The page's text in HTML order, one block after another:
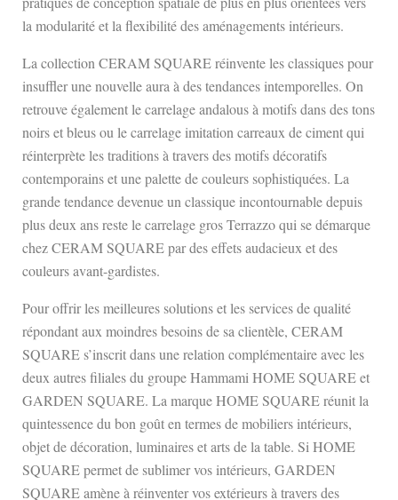
la modularité et la flexibilité des aménagements intérieurs.
La collection CERAM SQUARE réinvente les classiques pour
insuffler une nouvelle aura à des tendances intemporelles. On
retrouve également le carrelage andalous à motifs dans des tons
noirs et bleus ou le carrelage imitation carreaux de ciment qui
réinterprète les traditions à travers des motifs décoratifs
contemporains et une palette de couleurs sophistiquées. La
grande tendance devenue un classique incontournable depuis
plus deux ans reste le carrelage gros Terrazzo qui se démarque
chez CERAM SQUARE par des effets audacieux et des
couleurs avant-gardistes.
Pour offrir les meilleures solutions et les services de qualité
répondant aux moindres besoins de sa clientèle, CERAM
SQUARE s’inscrit dans une relation complémentaire avec les
deux autres filiales du groupe Hammami HOME SQUARE et
GARDEN SQUARE. La marque HOME SQUARE réunit la
quintessence du bon goût en termes de mobiliers intérieurs,
objet de décoration, luminaires et arts de la table. Si HOME
SQUARE permet de sublimer vos intérieurs, GARDEN
SQUARE amène à réinventer vos extérieurs à travers des